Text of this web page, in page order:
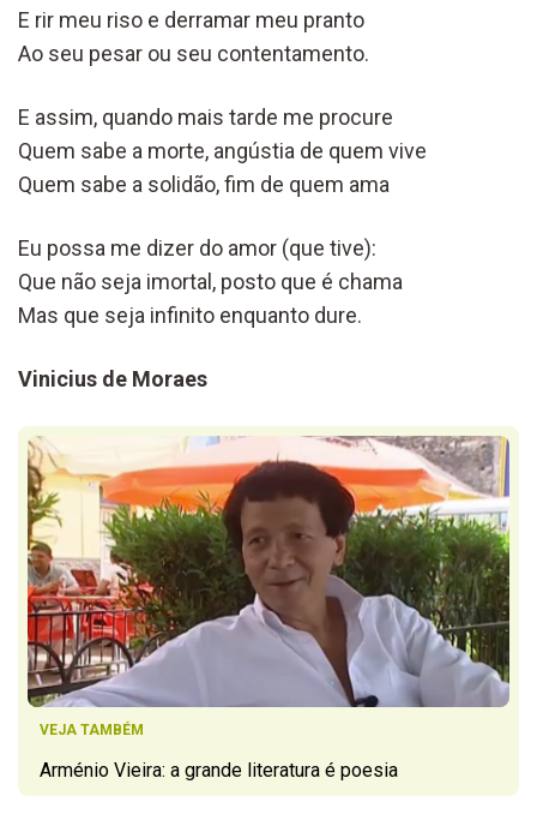
E rir meu riso e derramar meu pranto
Ao seu pesar ou seu contentamento.
E assim, quando mais tarde me procure
Quem sabe a morte, angústia de quem vive
Quem sabe a solidão, fim de quem ama
Eu possa me dizer do amor (que tive):
Que não seja imortal, posto que é chama
Mas que seja infinito enquanto dure.
Vinicius de Moraes
VEJA TAMBÉM
Arménio Vieira: a grande literatura é poesia